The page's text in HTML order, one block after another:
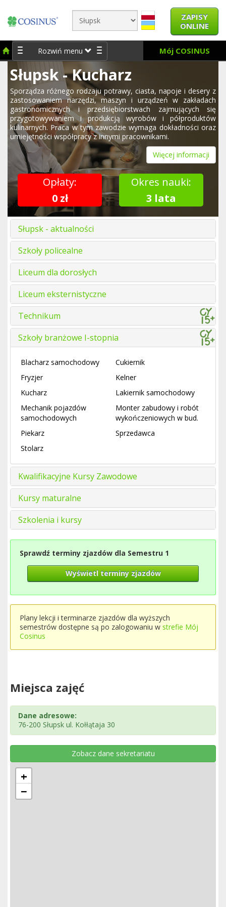
ZAPISY
ONLINE
Rozwiń menu Mój COSINUS
Słupsk - Kucharz
Sporządza różnego rodzaju potrawy, ciasta, napoje i desery z
zastosowaniem narzędzi, maszyn i urządzeń w zakładach
gastronomicznych i przedsiębiorstwach zajmujących się
przygotowywaniem i produkcją wyrobów i półproduktów
kulinarnych. Praca w tym zawodzie wymaga dokładności oraz
umiejętności współpracy z innymi pracownikami.
Więcej informacji
Opłaty:
0 zł
Okres nauki:
3 lata
Słupsk - aktualności
Szkoły policealne
Liceum dla dorosłych
Liceum eksternistyczne
Technikum
Szkoły branżowe I-stopnia
Blacharz samochodowy
Cukiernik
Fryzjer
Kelner
Kucharz
Lakiernik samochodowy
Mechanik pojazdów
samochodowych
Monter zabudowy i robót
wykończeniowych w bud.
Piekarz
Sprzedawca
Stolarz
Kwalifikacyjne Kursy Zawodowe
Kursy maturalne
Szkolenia i kursy
Sprawdź terminy zjazdów dla Semestru 1
Wyświetl terminy zjazdów
Plany lekcji i terminarze zjazdów dla wyższych
semestrów dostępne są po zalogowaniu w strefie Mój
Cosinus
Miejsca zajęć
Dane adresowe:
76-200 Słupsk ul. Kołłątaja 30
Zobacz dane sekretariatu
+
−